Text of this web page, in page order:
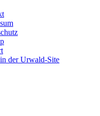
der Urwald-Site